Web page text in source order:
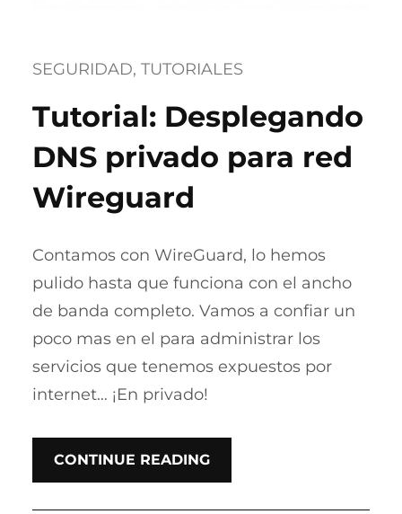
SEGURIDAD, TUTORIALES
Tutorial: Desplegando
DNS privado para red
Wireguard
Contamos con WireGuard, lo hemos
pulido hasta que funciona con el ancho
de banda completo. Vamos a confiar un
poco mas en el para administrar los
servicios que tenemos expuestos por
internet… ¡En privado!
CONTINUE READING